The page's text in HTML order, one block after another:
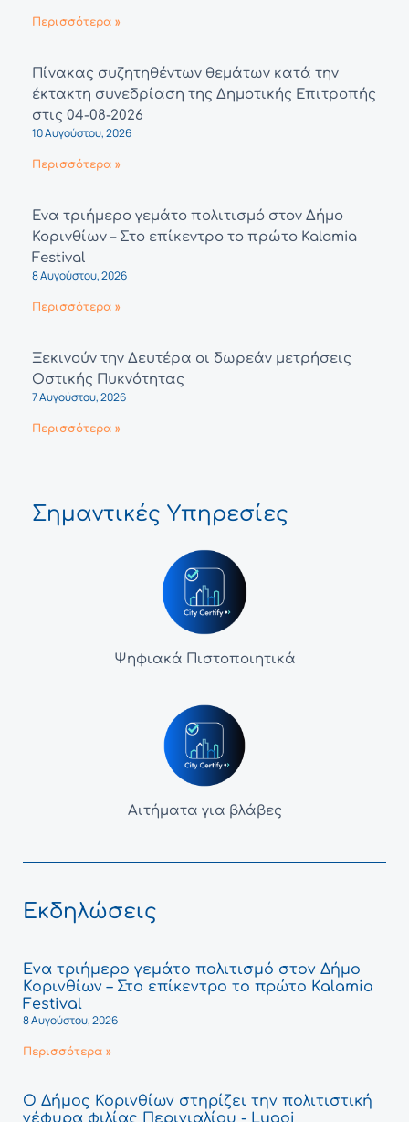
Περισσότερα »
Πίνακας συζητηθέντων θεμάτων κατά την
έκτακτη συνεδρίαση της Δημοτικής Επιτροπής
στις 04-08-2026
10 Αυγούστου, 2026
Περισσότερα »
Ένα τριήμερο γεμάτο πολιτισμό στον Δήμο
Κορινθίων – Στο επίκεντρο το πρώτο Kalamia
Festival
8 Αυγούστου, 2026
Περισσότερα »
Ξεκινούν την Δευτέρα οι δωρεάν μετρήσεις
Οστικής Πυκνότητας
7 Αυγούστου, 2026
Περισσότερα »
Σημαντικές Υπηρεσίες
Ψηφιακά Πιστοποιητικά
Αιτήματα για βλάβες
Εκδηλώσεις
Ένα τριήμερο γεμάτο πολιτισμό στον Δήμο
Κορινθίων – Στο επίκεντρο το πρώτο Kalamia
Festival
8 Αυγούστου, 2026
Περισσότερα »
Ο Δήμος Κορινθίων στηρίζει την πολιτιστική
γέφυρα φιλίας Περιγιαλίου - Lugoj